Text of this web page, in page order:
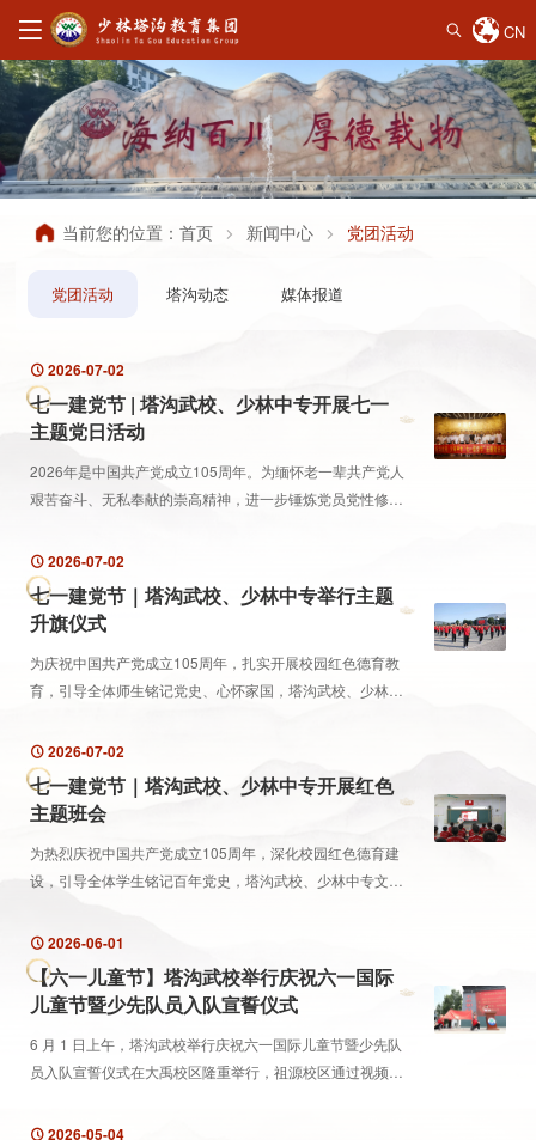
CN
党团活动 塔沟动态 媒体报道
当前您的位置： 首页 新闻中心 党团活动
2026-07-02
七一建党节 | 塔沟武校、少林中专开展七一
主题党日活动
2026年是中国共产党成立105周年。为缅怀老一辈共产党人
艰苦奋斗、无私奉献的崇高精神，进一步锤炼党员党性修
校、少林中专组织30余名党员代表走进“出彩中原”河南...
2026-07-02
七一建党节｜塔沟武校、少林中专举行主题
升旗仪式
为庆祝中国共产党成立105周年，扎实开展校园红色德育教
育，引导全体师生铭记党史、心怀家国，塔沟武校、少林中
国情怀。
2026-07-02
七一建党节｜塔沟武校、少林中专开展红色
主题班会
为热烈庆祝中国共产党成立105周年，深化校园红色德育建
设，引导全体学生铭记百年党史，塔沟武校、少林中专文教
2026-06-01
【六一儿童节】塔沟武校举行庆祝六一国际
儿童节暨少先队员入队宣誓仪式
6 月 1 日上午，塔沟武校举行庆祝六一国际儿童节暨少先队
员入队宣誓仪式在大禹校区隆重举行，祖源校区通过视频同
先锋队的庄严时刻。
2026-05-04